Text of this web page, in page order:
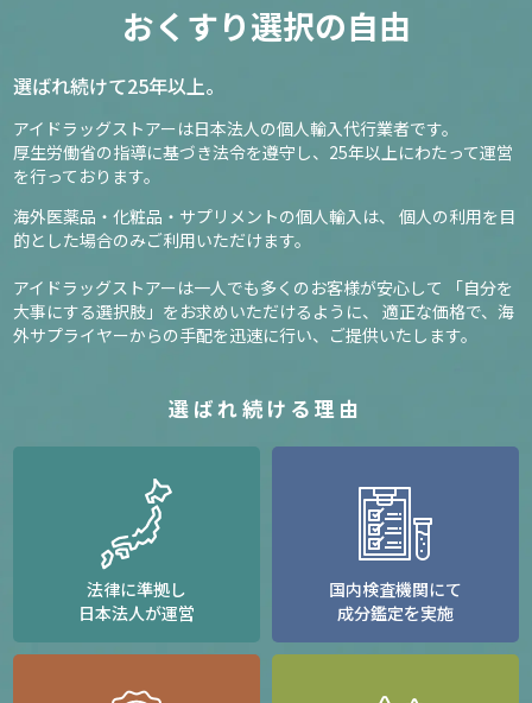
おくすり選択の自由
選ばれ続けて25年以上。
アイドラッグストアーは日本法人の個人輸入代行業者です。
厚生労働省の指導に基づき法令を遵守し、 25年以上にわたって運営
を行っております。
海外医薬品・化粧品・サプリメントの個人輸入は、
個人の利用を目
的とした場合のみご利用いただけます。
アイドラッグストアーは一人でも多くのお客様が安心して
「自分を
大事にする選択肢」をお求めいただけるように、
適正な価格で、海
外サプライヤーからの手配を迅速に行い、ご提供いたします。
選ばれ続ける理由
法律に準拠し
日本法人が運営
国内検査機関にて
成分鑑定を実施